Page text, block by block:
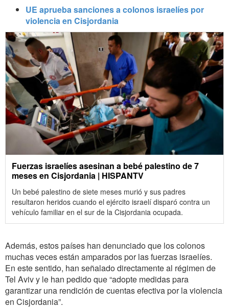
UE aprueba sanciones a colonos israelíes por
violencia en Cisjordania
Fuerzas israelíes asesinan a bebé palestino de 7
meses en Cisjordania | HISPANTV
Un bebé palestino de siete meses murió y sus padres
resultaron heridos cuando el ejército israelí disparó contra un
vehículo familiar en el sur de la Cisjordania ocupada.
Además, estos países han denunciado que los colonos
muchas veces están amparados por las fuerzas israelíes.
En este sentido, han señalado directamente al régimen de
Tel Aviv y le han pedido que “adopte medidas para
garantizar una rendición de cuentas efectiva por la violencia
en Cisjordania”.